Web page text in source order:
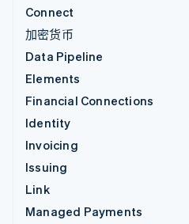
Connect
加密货币
Data Pipeline
Elements
Financial Connections
Identity
Invoicing
Issuing
Link
Managed Payments